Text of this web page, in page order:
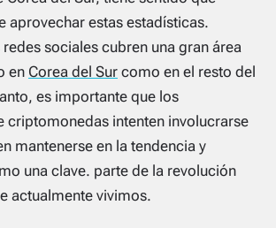
aprovechar estas estadísticas.
sociales cubren una gran área
en Corea del Sur como en el resto del
es importante que los
criptomonedas intenten involucrarse
mantenerse en la tendencia y
una clave. parte de la revolución
actualmente vivimos.